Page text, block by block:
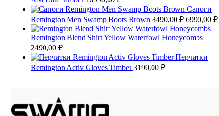
Сапоги
Remington Men Swamp Boots Вrown 8490,00₽
цена
6990,00 ₽
Remington Blend Shirt Yellow Waterfowl Honeycombs
2490,00 ₽
Перчатки
Remington Activ Gloves Timber3190,00 ₽